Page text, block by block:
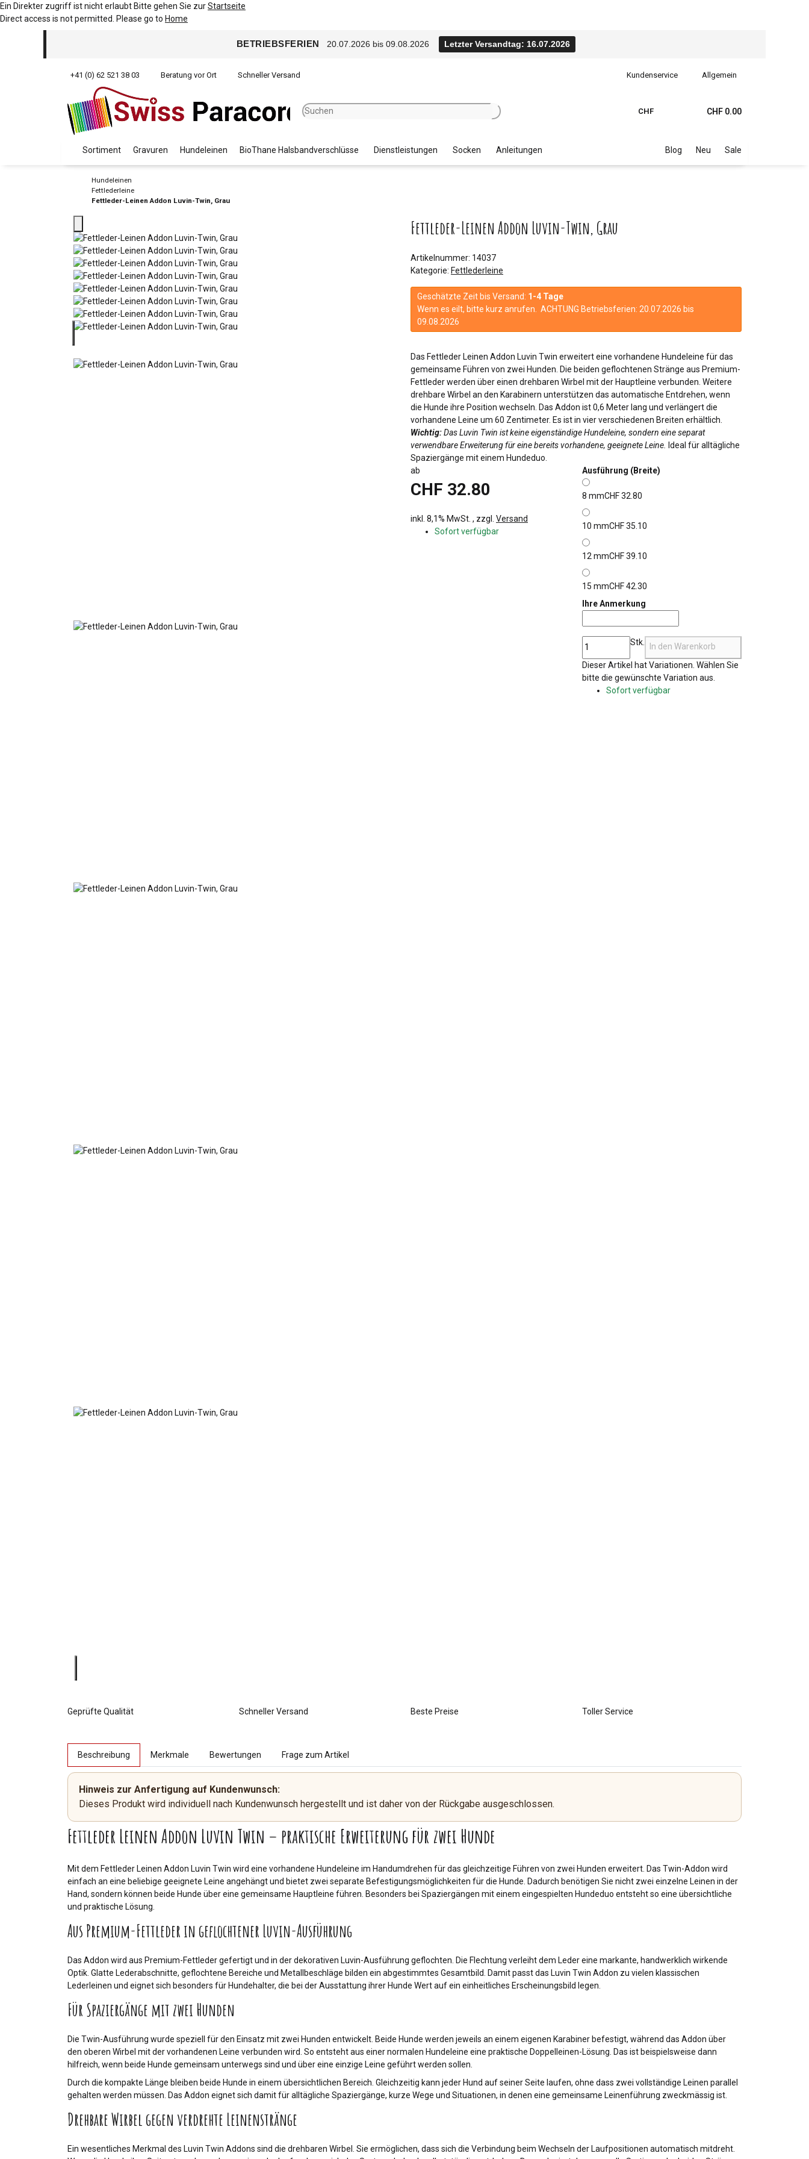
Ein Direkter zugriff ist nicht erlaubt Bitte gehen Sie zurStartseite
Direct access is not permitted. Please go to Home
BETRIEBSFERIEN 20.07.2026 bis 09.08.2026 Letzter Versandtag: 16.07.2026
+41 (0) 62 521 38 03 Beratung vor Ort Schneller Versand Kundenservice Allgemein
CHF CHF 0.00
Sortiment Gravuren Hundeleinen BioThane Halsbandverschlüsse Dienstleistungen Socken Anleitungen Blog Neu Sale
Hundeleinen
Fettlederleine
Fettleder-Leinen Addon Luvin-Twin, Grau
Fettleder-Leinen Addon Luvin-Twin, Grau
Artikelnummer: 14037
Kategorie: Fettlederleine
Geschätzte Zeit bis Versand: 1-4 Tage
Wenn es eilt, bitte kurz anrufen. ACHTUNG Betriebsferien: 20.07.2026 bis
09.08.2026
Das Fettleder Leinen Addon Luvin Twin erweitert eine vorhandene Hundeleine für das
gemeinsame Führen von zwei Hunden. Die beiden geflochtenen Stränge aus Premium-
Fettleder werden über einen drehbaren Wirbel mit der Hauptleine verbunden. Weitere
drehbare Wirbel an den Karabinern unterstützen das automatische Entdrehen, wenn
die Hunde ihre Position wechseln. Das Addon ist 0,6 Meter lang und verlängert die
vorhandene Leine um 60 Zentimeter. Es ist in vier verschiedenen Breiten erhältlich.
Wichtig:Das Luvin Twin ist keine eigenständige Hundeleine, sondern eine separat
verwendbare Erweiterung für eine bereits vorhandene, geeignete Leine. Ideal für alltägliche
Spaziergänge mit einem Hundeduo.
ab
CHF 32.80
inkl. 8,1% MwSt. , zzgl. Versand
Sofort verfügbar
Ausführung (Breite)
8 mmCHF 32.80
10 mmCHF 35.10
12 mmCHF 39.10
15 mmCHF 42.30
Ihre Anmerkung
Stk.
In den Warenkorb
x
Dieser Artikel hat Variationen. Wählen Sie
bitte die gewünschte Variation aus.
Sofort verfügbar
Geprüfte Qualität Schneller Versand Beste Preise Toller Service
Beschreibung Merkmale Bewertungen Frage zum Artikel
Hinweis zur Anfertigung auf Kundenwunsch:
Dieses Produkt wird individuell nach Kundenwunsch hergestellt und ist daher von der Rückgabe ausgeschlossen.
Fettleder Leinen Addon Luvin Twin – praktische Erweiterung für zwei Hunde
Mit dem Fettleder Leinen Addon Luvin Twin wird eine vorhandene Hundeleine im Handumdrehen für das gleichzeitige Führen von zwei Hunden erweitert. Das Twin-Addon wird
einfach an eine beliebige geeignete Leine angehängt und bietet zwei separate Befestigungsmöglichkeiten für die Hunde. Dadurch benötigen Sie nicht zwei einzelne Leinen in der
Hand, sondern können beide Hunde über eine gemeinsame Hauptleine führen. Besonders bei Spaziergängen mit einem eingespielten Hundeduo entsteht so eine übersichtliche
und praktische Lösung.
Aus Premium-Fettleder in geflochtener Luvin-Ausführung
Das Addon wird aus Premium-Fettleder gefertigt und in der dekorativen Luvin-Ausführung geflochten. Die Flechtung verleiht dem Leder eine markante, handwerklich wirkende
Optik. Glatte Lederabschnitte, geflochtene Bereiche und Metallbeschläge bilden ein abgestimmtes Gesamtbild. Damit passt das Luvin Twin Addon zu vielen klassischen
Lederleinen und eignet sich besonders für Hundehalter, die bei der Ausstattung ihrer Hunde Wert auf ein einheitliches Erscheinungsbild legen.
Für Spaziergänge mit zwei Hunden
Die Twin-Ausführung wurde speziell für den Einsatz mit zwei Hunden entwickelt. Beide Hunde werden jeweils an einem eigenen Karabiner befestigt, während das Addon über
den oberen Wirbel mit der vorhandenen Leine verbunden wird. So entsteht aus einer normalen Hundeleine eine praktische Doppelleinen-Lösung. Das ist beispielsweise dann
hilfreich, wenn beide Hunde gemeinsam unterwegs sind und über eine einzige Leine geführt werden sollen.
Durch die kompakte Länge bleiben beide Hunde in einem übersichtlichen Bereich. Gleichzeitig kann jeder Hund auf seiner Seite laufen, ohne dass zwei vollständige Leinen parallel
gehalten werden müssen. Das Addon eignet sich damit für alltägliche Spaziergänge, kurze Wege und Situationen, in denen eine gemeinsame Leinenführung zweckmässig ist.
Drehbare Wirbel gegen verdrehte Leinenstränge
Ein wesentliches Merkmal des Luvin Twin Addons sind die drehbaren Wirbel. Sie ermöglichen, dass sich die Verbindung beim Wechseln der Laufpositionen automatisch mitdreht.